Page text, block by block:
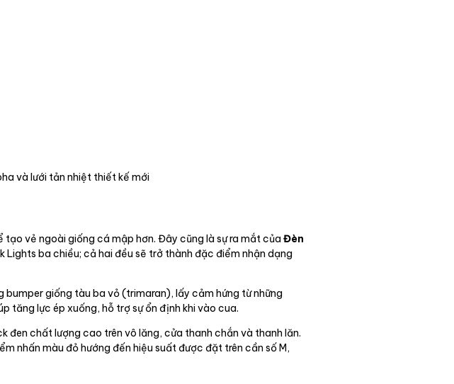
và lưới tản nhiệt thiết kế mới
vẻ ngoài giống cá mập hơn. Đây cũng là sự ra mắt của Đèn
Lights ba chiều; cả hai đều sẽ trở thành đặc điểm nhận dạng
giống tàu ba vỏ (trimaran), lấy cảm hứng từ những
tăng lực ép xuống, hỗ trợ sự ổn định khi vào cua.
đen chất lượng cao trên vô lăng, cửa thanh chắn và thanh lăn.
nhấn màu đỏ hướng đến hiệu suất được đặt trên cần số M,